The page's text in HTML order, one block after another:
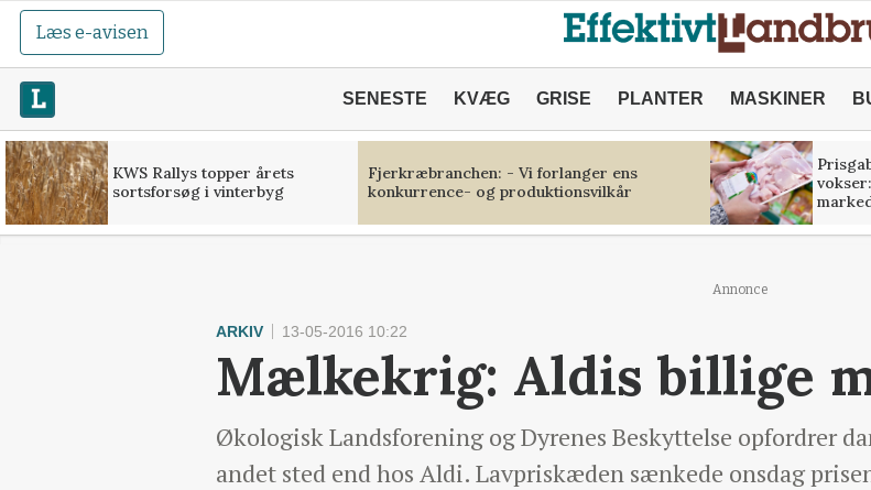
Læs e-avisen
SENESTE KVÆG GRISE PLANTER MASKINER
KWS Rallys topper årets
sortsforsøg i vinterbyg
Fjerkræbranchen: - Vi forlanger ens
konkurrence- og produktionsvilkår
Annonce
ARKIV 13-05-2016 10:22
Mælkekrig: Aldis billige
Økologisk Landsforening og Dyrenes Beskyttelse opfordrer
andet sted end hos Aldi. Lavpriskæden sænkede onsdag